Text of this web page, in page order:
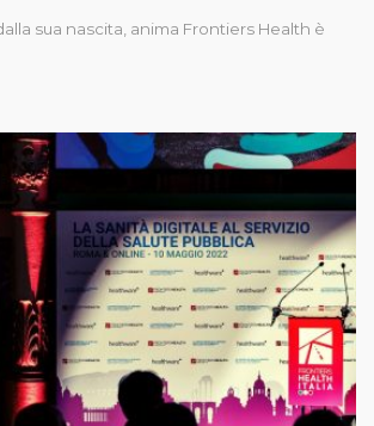
sua nascita, anima Frontiers Health è